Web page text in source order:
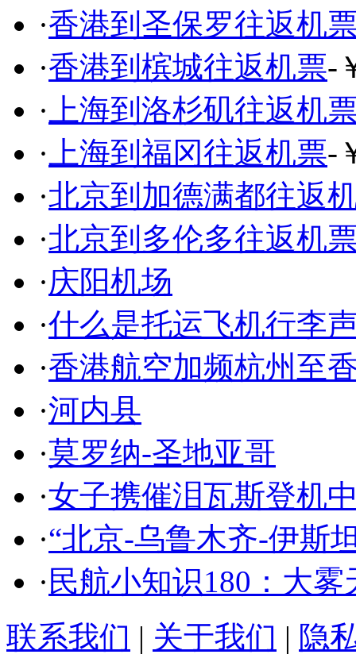
·香港到圣保罗往返机
·香港到槟城往返机票-
· 上海到洛杉矶往返机
· 上海到福冈往返机票-
·北京到加德满都往返
·北京到多伦多往返机
·庆阳机场
·什么是托运飞机行李
·香港航空加频杭州至
·河内县
·莫罗纳-圣地亚哥
·女子携催泪瓦斯登机
·“北京-乌鲁木齐-伊斯
· 民航小知识180：大
联系我们 | 关于我们 | 隐